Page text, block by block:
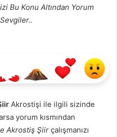
Bu Konu Altından Yorum
Akrostişi ile ilgili sizinde
yorum kısmından
Akrostiş Şiir çalışmanızı